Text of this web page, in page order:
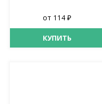
от 114 ₽
КУПИТЬ